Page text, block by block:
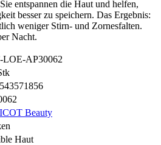
entspannen die Haut und helfen,
besser zu speichern. Das Ergebnis:
weniger Stirn- und Zornesfalten.
Nacht.
LOE-AP30062
Beauty
Haut